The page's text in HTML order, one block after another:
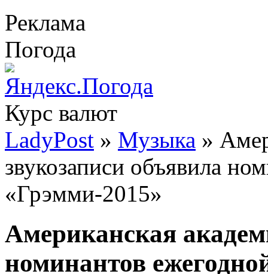
Реклама
Погода
Курс валют
LadyPost » Музыка »
звукозаписи объявила
«Грэмми-2015»
Американская
номинантов